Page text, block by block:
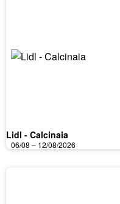
Lidl - Calcinaia
06/08 – 12/08/2026